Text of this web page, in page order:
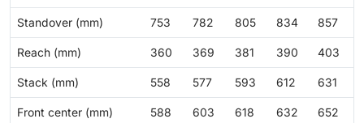
Standover (mm) 753 782 805 834 857
Reach (mm) 360 369 381 390 403
Stack (mm) 558 577 593 612 631
Front center (mm) 588 603 618 632 652